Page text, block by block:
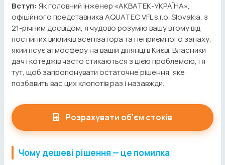
Вступ: Як головний інженер «АКВАТЕК-УКРАЇНА»,
офіційного представника AQUATEC VFL s.r.o. Slovakia, з
21-річним досвідом, я чудово розумію вашу втому від
постійних викликів асенізатора та неприємного запаху,
який псує атмосферу на вашій ділянці в Києві. Власники
дач і котеджів часто стикаються з цією проблемою, і я
тут, щоб запропонувати остаточне рішення, яке
позбавить вас цих клопотів раз і назавжди.
Розрахувати об'єм стоків
Чому дешеві рішення — це помилка